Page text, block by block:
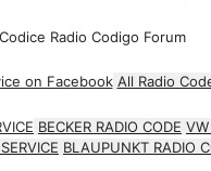
Codice Radio Codigo Forum
on Facebook All Radio
BECKER RADIO CODE VW
BLAUPUNKT RADIO